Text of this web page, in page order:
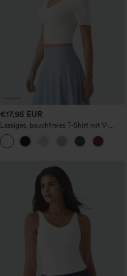
€17,95 EUR
Lässiges, bauchfreies T-Shirt mit V-
Ausschnitt und kurzen Ärmeln